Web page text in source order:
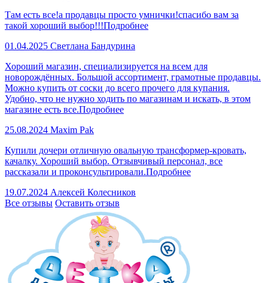
Там есть все!а продавцы просто умнички!спасибо вам за
такой хороший выбор!!!Подробнее
01.04.2025 Светлана Бандурина
Хороший магазин, специализируется на всем для
новорождённых. Большой ассортимент, грамотные продавцы.
Можно купить от соски до всего прочего для купания.
Удобно, что не нужно ходить по магазинам и искать, в этом
магазине есть все.Подробнее
25.08.2024 Maxim Pak
Купили дочери отличную овальную трансформер-кровать,
качалку. Хороший выбор. Отзывчивый персонал, все
рассказали и проконсультировали.Подробнее
19.07.2024 Алексей Колесников
Все отзывы Оставить отзыв